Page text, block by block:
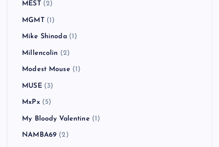
MEST(2)
MGMT(1)
Mike Shinoda(1)
Millencolin (2)
Modest Mouse (1)
MUSE(3)
MxPx(5)
My Bloody Valentine (1)
NAMBA69 (2)